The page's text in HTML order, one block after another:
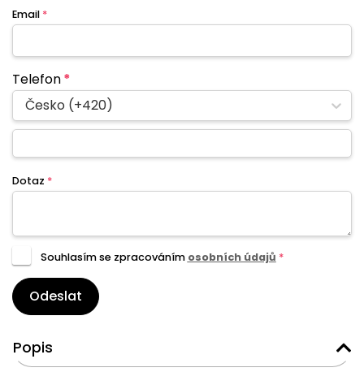
Email *
Telefon*
Česko (+420)
Dotaz *
Souhlasím se zpracováním osobních údajů *
Odeslat
Popis